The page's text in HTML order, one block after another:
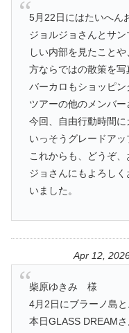
5月22日にはたいへん
ジョルジョさんとサ
しい内部を見たこと
方ならではの散策を
バーカロもショッピン
ツアーの他のメンバー
今回、自由行動時間
いっそうグレードアッ
これからも、どうぞ
ジョさんにもよろし
いました。
Apr 12,
柴原ゆきみ 様
4月2日にブラーノ島
本日GLASS DREAM